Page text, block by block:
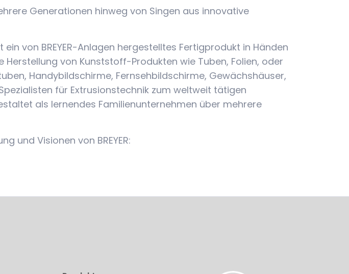
Generationen hinweg von Singen aus innovative
von BREYER-Anlagen hergestelltes Fertigprodukt in Händen
Herstellung von Kunststoff-Produkten wie Tuben, Folien, oder
Handybildschirme, Fernsehbildschirme, Gewächshäuser,
für Extrusionstechnik zum weltweit tätigen
als lernendes Familienunternehmen über mehrere
und Visionen von BREYER: